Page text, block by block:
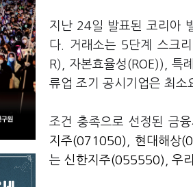
지난 24일 발표된 코리아
다. 거래소는 5단계 스크
R), 자본효율성(ROE)), 특
류업 조기 공시기업은 최소
조건 충족으로 선정된 금융
지주(071050)
현대해상
는 신한지주(055550) 우